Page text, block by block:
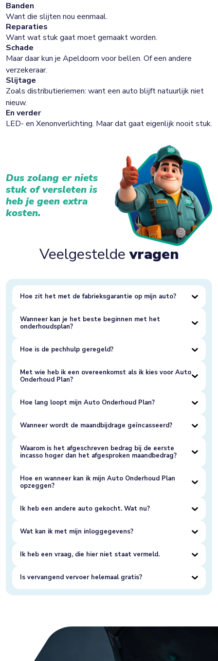
Banden
Want die slijten nou eenmaal.
Reparaties
Want wat stuk gaat moet gemaakt worden.
Schade
Maar daar kun je Apeldoorn voor bellen. Of een andere
verzekeraar.
Slijtage
Zoals distributieriemen: want een auto blijft natuurlijk niet
nieuw.
En verder
LED- en Xenonverlichting. Maar dat gaat eigenlijk nooit stuk.
Dus zolang er niets
stuk of versleten is
heb je geen extra
kosten.
Veelgesteldevragen
Hoe zit het met de fabrieksgarantie op mijn auto?
Wanneer kan je het beste beginnen met het
onderhoudsplan?
Hoe is de pechhulp geregeld?
Met wie heb ik een overeenkomst als ik kies voor Auto
Onderhoud Plan?
Hoe lang loopt mijn Auto Onderhoud Plan?
Wanneer wordt de maandbijdrage geïncasseerd?
Waarom is het afgeschreven bedrag bij de eerste
incasso hoger dan het afgesproken maandbedrag?
Hoe en wanneer kan ik mijn Auto Onderhoud Plan
opzeggen?
Ik heb een andere auto gekocht. Wat nu?
Wat kan ik met mijn inloggegevens?
Ik heb een vraag, die hier niet staat vermeld.
Is vervangend vervoer helemaal gratis?